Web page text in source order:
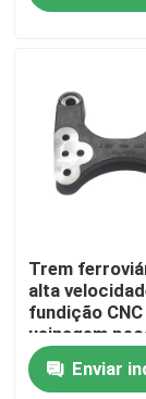
Peças
Peças da
Partes de
Partes de
Trem
alta
fundição CNC
usinagem
de freioEnviar